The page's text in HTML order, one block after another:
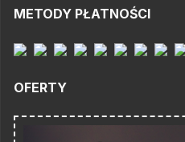
METODY PŁATNOŚCI
OFERTY